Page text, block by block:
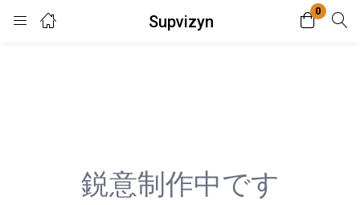
Supvizyn
0
Login
鋭意制作中です